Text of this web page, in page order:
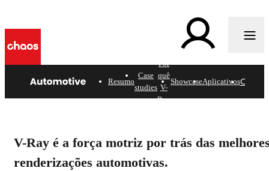
Veja como o V-Ray oferece o que há de mais moderno
em fotorrealismo automotivo.
Resumo
Case
studies
Por
quê
V-
Ray
ShowcaseAplicativos
V-Ray é a força motriz por trás das
renderizações automotivas.